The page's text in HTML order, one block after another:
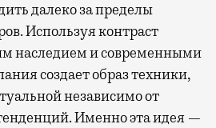
далеко за пределы
Используя контраст
наследием и современными
создает образ техники,
независимо от
Именно эта идея —